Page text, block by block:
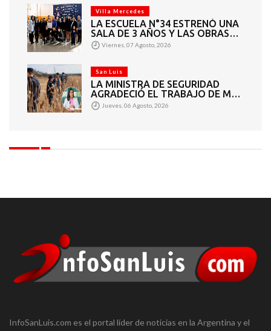
Villa Mercedes
LA ESCUELA N°34 ESTRENÓ UNA
SALA DE 3 AÑOS Y LAS OBRAS
QUE PERMITEN COMPLETAR EL
CICLO SECUNDARIO
Viernes, 07 Agosto, 2026
San Luis
LA MINISTRA DE SEGURIDAD
AGRADECIÓ EL TRABAJO DE MÁS
DE 200 EFECTIVOS QUE
PARTICIPARON EN LA BÚSQUEDA
Jueves, 06 Agosto, 2026
InfoSanLuis.com es el portal líder de noticias en la Argentina y el